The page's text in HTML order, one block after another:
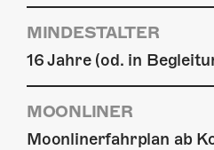
MINDESTALTER
16 Jahre (od. in
MOONLINER
Moonlinerfahrplan ab